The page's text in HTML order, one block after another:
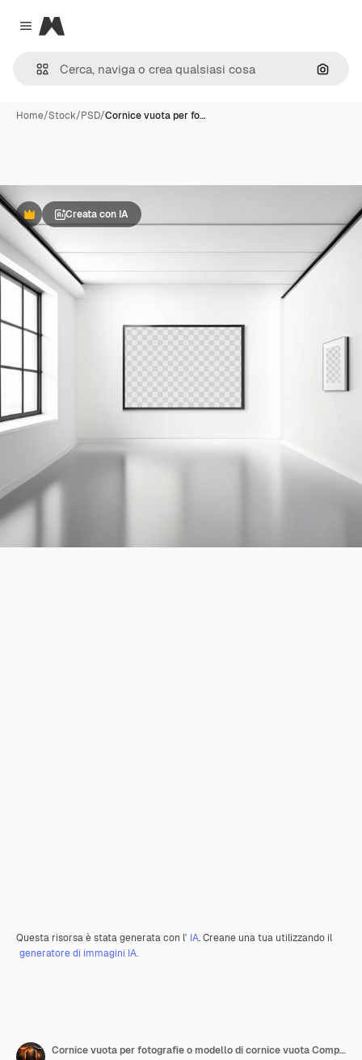
Close menu
Magnific
Cerca
Home/Stock/PSD/Cornice vuota per fo…
PremiumCreata con IA
Questa risorsa è stata generata con l' IA. Creane una tua utilizzando il
generatore di immagini IA.
Cornice vuota per fotografie o modello di cornice vuota Composizione con cornice vuota sulla parete